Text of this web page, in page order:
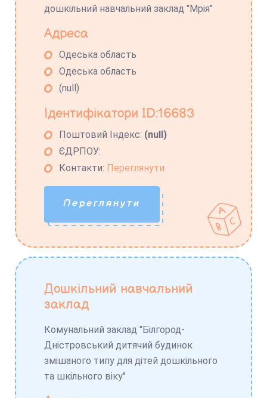
дошкільний навчальний заклад "Мрія"
Адреса
Одеська область
Одеська область
(null)
Ідентифікатори ID:16683
Поштовий Індекс: (null)
ЄДРПОУ:
Контакти: Переглянути
Переглянути
Дошкільний навчальний
заклад
Комунальний заклад "Білгород-
Дністровський дитячий будинок
змішаного типу для дітей дошкільного
та шкільного віку"